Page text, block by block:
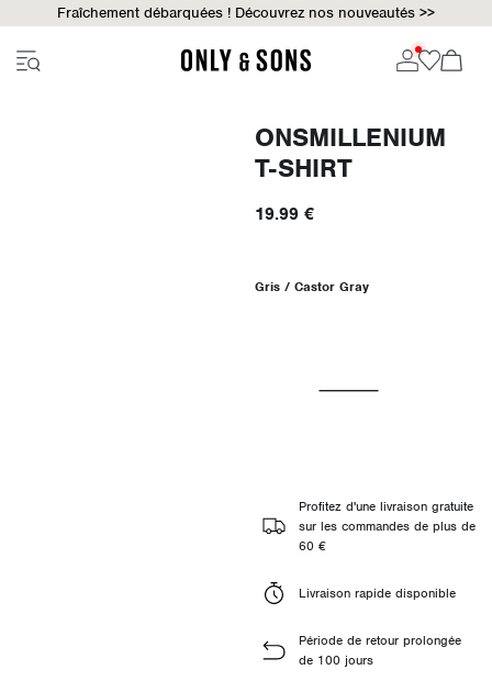
Fraîchement débarquées ! Découvrez nos nouveautés >>
ONSMILLENIUM
T-SHIRT
19.99 €
Gris / Castor Gray
Profitez d'une livraison gratuite
sur les commandes de plus de
60 €
Livraison rapide disponible
Période de retour prolongée
de 100 jours